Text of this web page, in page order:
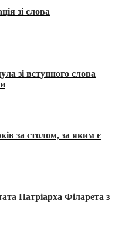
зі слова
зі вступного слова
за столом, за яким є
Патріарха Філарета з